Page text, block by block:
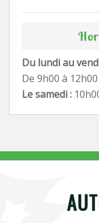
Du lundi au
De 9h00 à
Le samedi :